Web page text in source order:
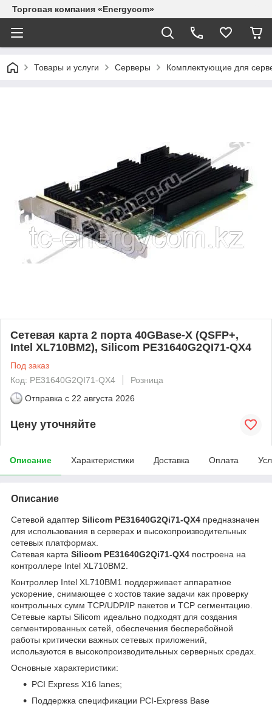
Торговая компания «Energycom»
Товары и услуги Серверы Комплектующие для
Сетевая карта 2 порта 40GBase-X (QSFP+,
Intel XL710BM2), Silicom PE31640G2QI71-QX4
Под заказ
Код: PE31640G2QI71-QX4
Розница
Отправка с 22 августа 2026
Цену уточняйте
Описание Характеристики Доставка Оплата
Описание
Сетевой адаптер Silicom PE31640G2Qi71-QX4 предназначен
для использования в серверах и высокопроизводительных
сетевых платформах.
Сетевая карта Silicom PE31640G2Qi71-QX4 построена на
контроллере Intel XL710BM2.
Контроллер Intel XL710BM1 поддерживает аппаратное
ускорение, снимающее с хостов такие задачи как проверку
контрольных сумм TCP/UDP/IP пакетов и TCP сегментацию.
Сетевые карты Silicom идеально подходят для создания
сегментированных сетей, обеспечения бесперебойной
работы критически важных сетевых приложений,
используются в высокопроизводительных серверных средах.
Основные характеристики:
PCI Express X16 lanes;
Поддержка спецификации PCI-Express Base